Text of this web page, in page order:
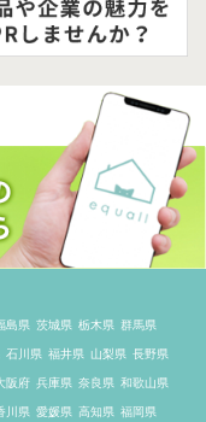
島県 茨城県 栃木県 群馬県
石川県 福井県 山梨県 長野県
阪府 兵庫県 奈良県 和歌山県
川県 愛媛県 高知県 福岡県